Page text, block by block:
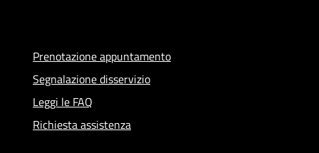
Prenotazione appuntamento
Segnalazione disservizio
Leggi le FAQ
Richiesta assistenza